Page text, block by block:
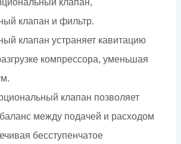
клапан,
клапан и фильтр.
клапан устраняет кавитацию
компрессора, уменьшая
клапан позволяет
между подачей и расходом
бесступенчатое